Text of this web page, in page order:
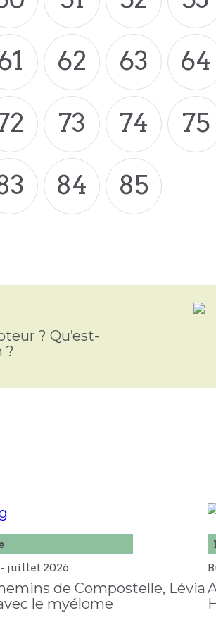
62 63 64
73 74 75
84 85
? Qu’est-
?
-juillet 2026
de Compostelle, Lévia
le myélome